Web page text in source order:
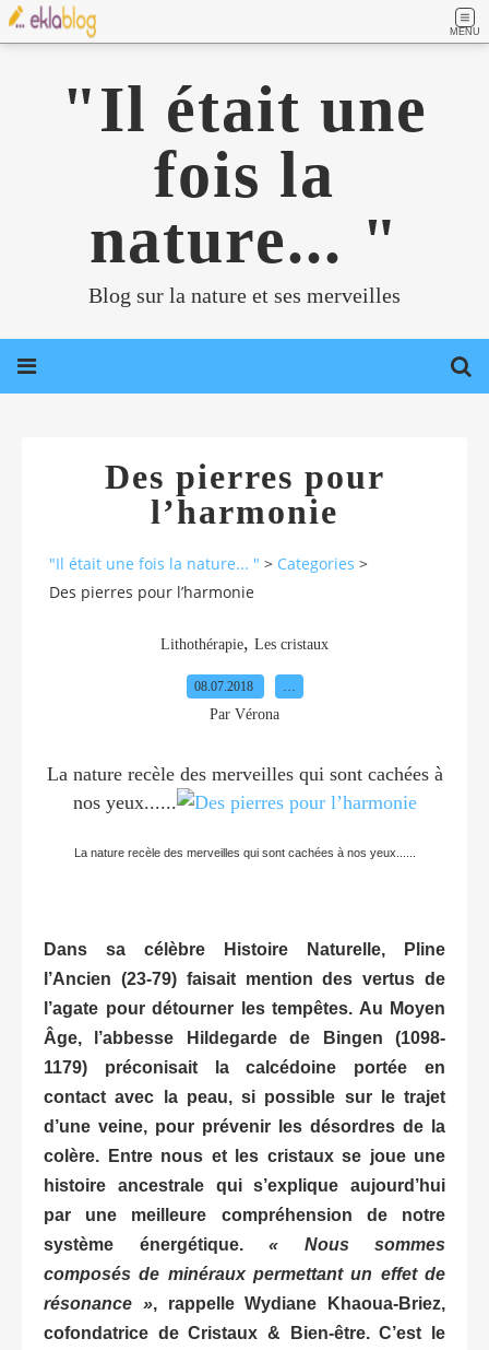
MENU
"Il était une
fois la
nature... "
Blog sur la nature et ses merveilles
Des pierres pour
l’harmonie
"Il était une fois la nature... " > Categories >
Des pierres pour l’harmonie
Lithothérapie, Les cristaux
08.07.2018
Par Vérona
La nature recèle des merveilles qui sont cachées à
nos yeux......
La nature recèle des merveilles qui sont cachées à nos yeux......
Dans sa célèbre Histoire Naturelle, Pline
l’Ancien (23-79) faisait mention des vertus de
l’agate pour détourner les tempêtes. Au Moyen
Âge, l’abbesse Hildegarde de Bingen (1098-
1179) préconisait la calcédoine portée en
contact avec la peau, si possible sur le trajet
d’une veine, pour prévenir les désordres de la
colère. Entre nous et les cristaux se joue une
histoire ancestrale qui s’explique aujourd’hui
par une meilleure compréhension de notre
système énergétique. « Nous sommes
composés de minéraux permettant un effet de
résonance », rappelle Wydiane Khaoua-Briez,
cofondatrice de Cristaux & Bien-être. C’est le